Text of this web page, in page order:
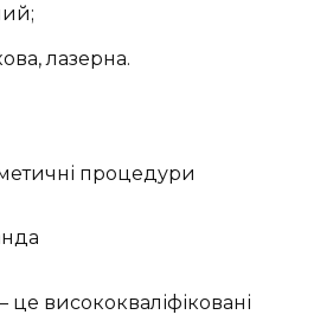
лазерна.
це висококваліфіковані